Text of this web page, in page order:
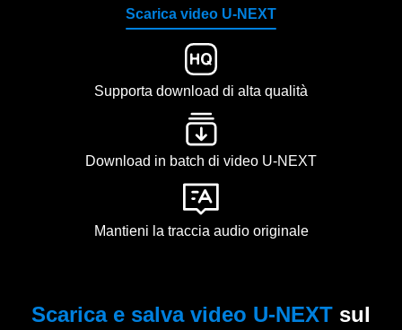
Scarica video U-NEXT
Supporta download di alta qualità
Download in batch di video U-NEXT
Mantieni la traccia audio originale
Scarica e salva video U-NEXT sul